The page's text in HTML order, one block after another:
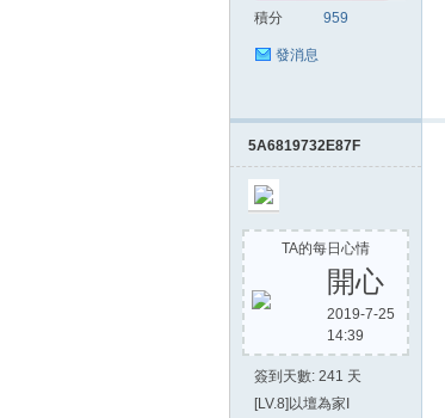
積分 959
發消息
5A6819732E87F
TA的每日心情
開心
2019-7-25
14:39
簽到天數: 241 天
[LV.8]以壇為家I